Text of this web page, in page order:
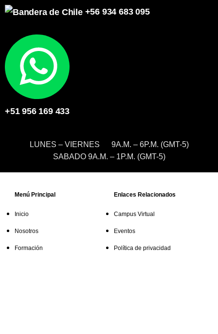
+56 934 683 095
+51 956 169 433
LUNES – VIERNES 9A.M. – 6P.M. (GMT-5)
SABADO 9A.M. – 1P.M. (GMT-5)
Menú Principal
Inicio
Nosotros
Formación
Enlaces Relacionados
Campus Virtual
Eventos
Política de privacidad